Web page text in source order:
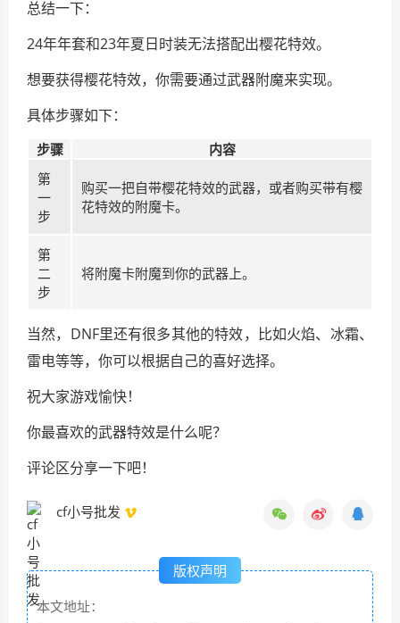
总结一下：
24年年套和23年夏日时装无法搭配出樱花特效。
想要获得樱花特效，你需要通过武器附魔来实现。
具体步骤如下：
步骤
内容
第
一
步
购买一把自带樱花特效的武器，或者购买带有樱
花特效的附魔卡。
第
二
步
将附魔卡附魔到你的武器上。
当然，DNF里还有很多其他的特效，比如火焰、冰霜、
雷电等等，你可以根据自己的喜好选择。
祝大家游戏愉快！
你最喜欢的武器特效是什么呢？
评论区分享一下吧！
cf小号批发
版权声明
本文地址：